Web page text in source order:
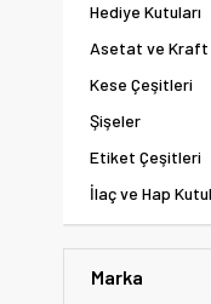
Hediye Kutuları
Asetat ve Kraft
Kese Çeşitleri
Şişeler
Etiket Çeşitleri
İlaç ve Hap
Marka